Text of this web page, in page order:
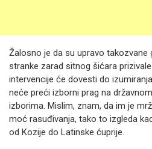
Žalosno je da su upravo takozvane
stranke zarad sitnog šićara
intervencije će dovesti do
neće preći izborni prag na
izborima. Mislim, znam, da im je
moć rasuđivanja, tako to izgleda
od Kozije do Latinske ćuprije.